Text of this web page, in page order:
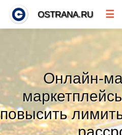
Онлайн-
повысить
OSTRANA.RU ☰
Тренды новостей»
Рубрики»